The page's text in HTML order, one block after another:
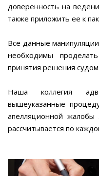
доверенность на
также приложить ее к
Все данные
необходимы
принятия решения
Наша коллегия
вышеуказанные
апелляционной
рассчитывается по